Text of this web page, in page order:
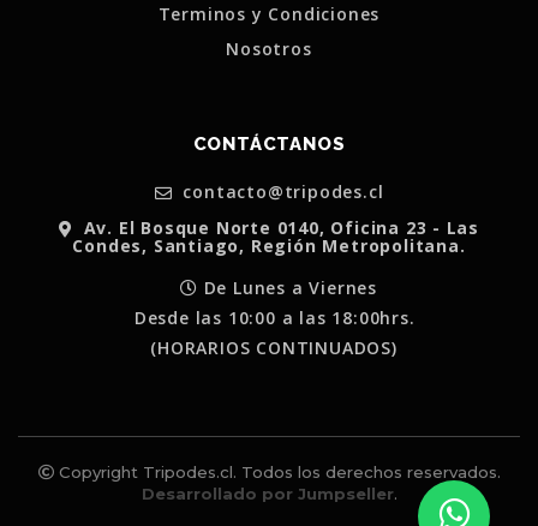
Terminos y Condiciones
Nosotros
CONTÁCTANOS
contacto@tripodes.cl
Av. El Bosque Norte 0140, Oficina 23 - Las
Condes, Santiago, Región Metropolitana.
De Lunes a Viernes
Desde las 10:00 a las 18:00hrs.
(HORARIOS CONTINUADOS)
Copyright Tripodes.cl. Todos los derechos reservados.
Desarrollado por Jumpseller.